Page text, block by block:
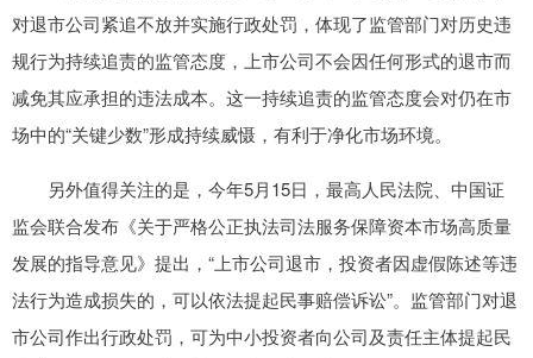
对退市公司紧追不放并实施行政处罚，体现了监管部门对历史违
规行为持续追责的监管态度，上市公司不会因任何形式的退市而
减免其应承担的违法成本。这一持续追责的监管态度会对仍在市
场中的“关键少数”形成持续威慑，有利于净化市场环境。
另外值得关注的是，今年5月15日，最高人民法院、中国证
监会联合发布《关于严格公正执法司法服务保障资本市场高质量
发展的指导意见》提出，“上市公司退市，投资者因虚假陈述等违
法行为造成损失的，可以依法提起民事赔偿诉讼”。监管部门对退
市公司作出行政处罚，可为中小投资者向公司及责任主体提起民